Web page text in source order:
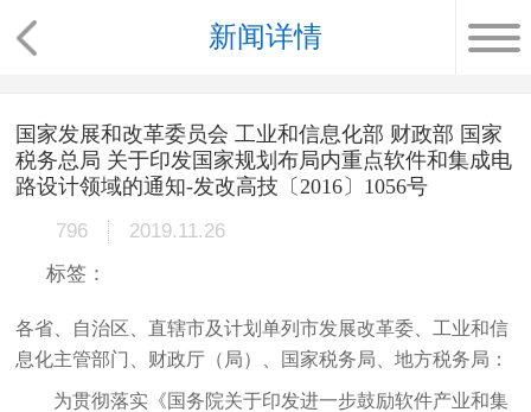
新闻详情
国家发展和改革委员会 工业和信息化部 财政部 国家
税务总局 关于印发国家规划布局内重点软件和集成电
路设计领域的通知-发改高技〔2016〕1056号
796
2019.11.26
标签：
各省、自治区、直辖市及计划单列市发展改革委、工业和信
息化主管部门、财政厅（局）、国家税务局、地方税务局：
为贯彻落实《国务院关于印发进一步鼓励软件产业和集